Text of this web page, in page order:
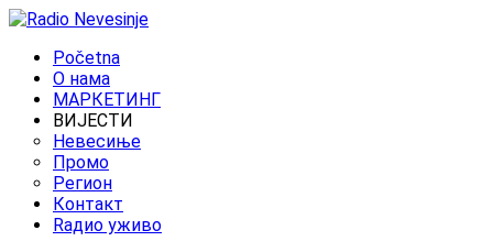
Početna
O нама
МАРКЕТИНГ
ВИЈЕСТИ
Невесиње
Промо
Регион
Контакт
Rадио уживо